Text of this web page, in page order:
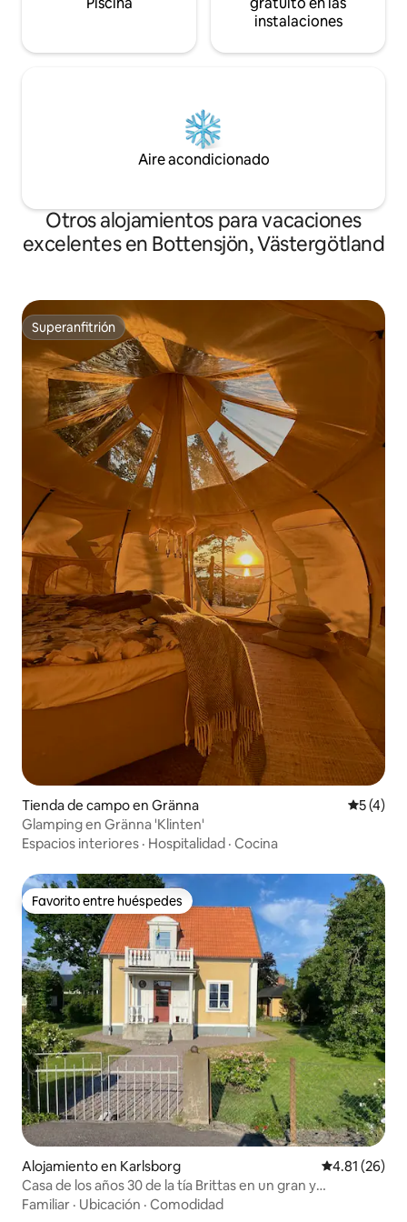
instalaciones
Aire acondicionado
Otros alojamientos para vacaciones
excelentes en Bottensjön, Västergötland
Superanfitrión
Superanfitrión
Tienda de campo en Gränna
5 (4)
Glamping en Gränna 'Klinten'
Espacios interiores · Hospitalidad · Cocina
Favorito entre huéspedes
Favorito entre huéspedes
Alojamiento en Karlsborg Calificación
4.81 (26)
Casa de los años 30 de la tía Brittas en un gran y
exuberante jardín
Familiar · Ubicación · Comodidad